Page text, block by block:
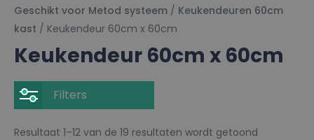
Geschikt voor Metod systeem / Keukendeuren 60cm
kast / Keukendeur 60cm x 60cm
Keukendeur 60cm x 60cm
Filters
Resultaat 1–12 van de 19 resultaten wordt getoond